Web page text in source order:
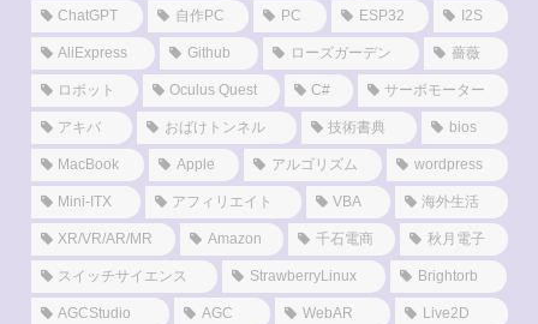
ChatGPT 自作PC PC ESP32 I2S
AliExpress Github ローズガーデン 薔薇
ロボット Oculus Quest C# サーボモーター
アキバ おばけトンネル 技術書典 bios
MacBook Apple アルゴリズム wordpress
Mini-ITX アフィリエイト VBA 海外生活
XR/VR/AR/MR Amazon 千石電商 秋月電子
スイッチサイエンス StrawberryLinux Brightorb
AGCStudio AGC WebAR Live2D